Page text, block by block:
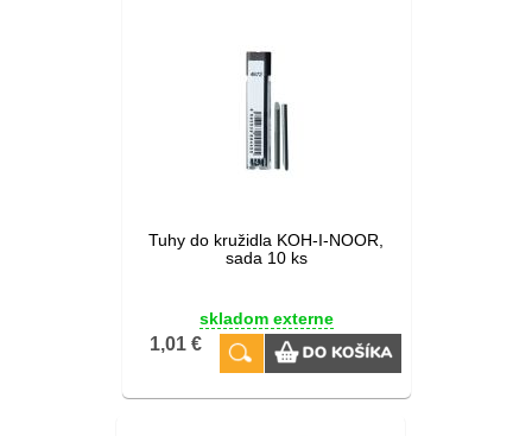
Tuhy do kružidla KOH-I-NOOR,
sada 10 ks
skladom externe
1,01 €